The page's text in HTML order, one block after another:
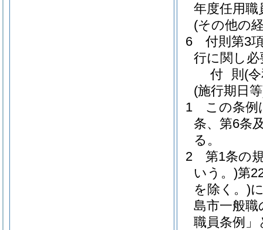
年度任用
(その他の
6
付則第3
行に関し
付 則 (
(施行期日
1
この条例
条、第6条
る。
2
第1条の
いう。)第
を除く。)
島市一般職
職員条例」